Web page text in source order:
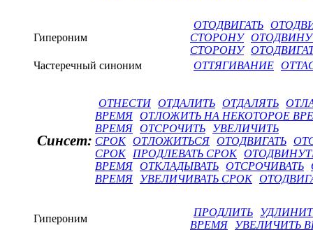
Гипероним
ОТОДВИГАТЬ
СТОРОНУ
СТОРОНУ
Частеречный синоним
ОТТЯГИВАНИЕ
Синсет:
ОТНЕСТИ ОТДАЛИТЬ ОТДАЛЯТЬ
ВРЕМЯ ОТЛОЖИТЬ НА НЕКОТОРОЕ
ВРЕМЯ ОТСРОЧИТЬ
УВЕЛИЧИТЬ
СРОК ОТЛОЖИТЬСЯ ОТОДВИГАТЬ
СРОК
ПРОДЛЕВАТЬ СРОК
ВРЕМЯ ОТКЛАДЫВАТЬ ОТСРОЧИВАТЬ
ВРЕМЯ
УВЕЛИЧИВАТЬ СРОК
Гипероним
ПРОДЛИТЬ
ВРЕМЯ
УВЕЛИЧИТЬ